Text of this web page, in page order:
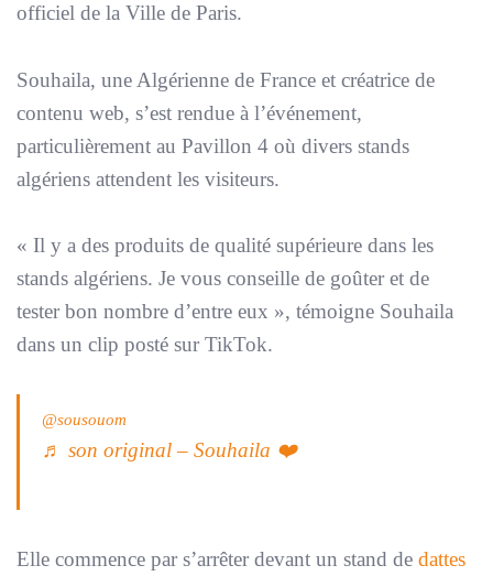
officiel de la Ville de Paris.
Souhaila, une Algérienne de France et créatrice de
contenu web, s’est rendue à l’événement,
particulièrement au Pavillon 4 où divers stands
algériens attendent les visiteurs.
« Il y a des produits de qualité supérieure dans les
stands algériens. Je vous conseille de goûter et de
tester bon nombre d’entre eux », témoigne Souhaila
dans un clip posté sur TikTok.
@sousouom
♬ son original – Souhaila ❤️
Elle commence par s’arrêter devant un stand de dattes